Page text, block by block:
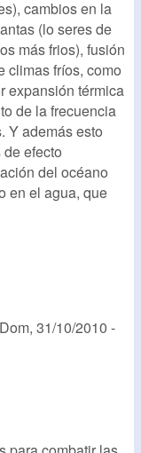
cambios en la
(lo seres de
más frios), fusión
climas fríos, como
expansión térmica
de la frecuencia
Y además esto
efecto
del océano
en el agua, que
Dom, 31/10/2010 -